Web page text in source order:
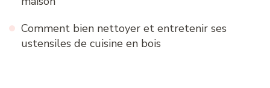
Comment bien nettoyer et entretenir ses
ustensiles de cuisine en bois